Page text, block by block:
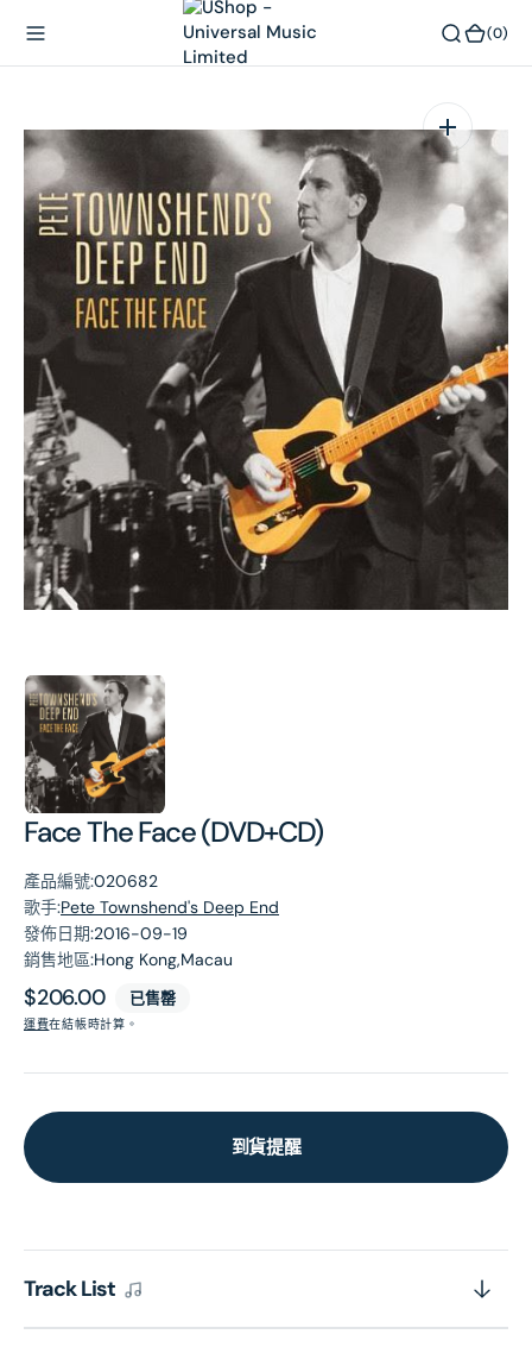
(0)
Face The Face (DVD+CD)
產品編號:020682
歌手:Pete Townshend's Deep End
發佈日期:2016-09-19
銷售地區:Hong Kong,Macau
原
價
$206.00 已售罄
運費在結帳時計算。
到貨提醒
Track List
在
相
簿
中
開
啟
第
張